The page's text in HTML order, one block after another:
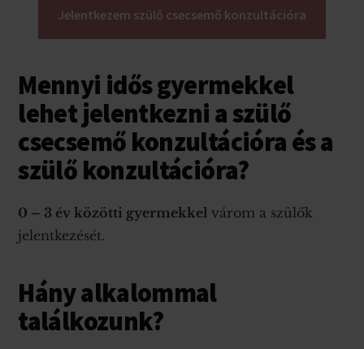
Jelentkezem szülő csecsemő konzultációra
Mennyi idős gyermekkel
lehet jelentkezni a szülő
csecsemő konzultációra és a
szülő konzultációra?
0 – 3 év közötti gyermekkel várom a szülők
jelentkezését.
Hány alkalommal
találkozunk?
az érzelemszabályozásról 25 oldalban
Email
Email-cím
KÉREM A KÖNYVET